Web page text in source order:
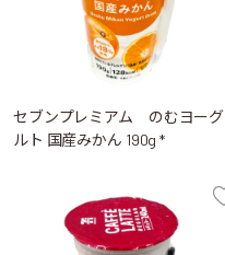
セブンプレミアム のむヨーグ
ルト 国産みかん 190g *